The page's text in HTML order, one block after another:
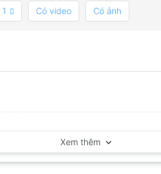
1 Có video Có ảnh
Xem thêm